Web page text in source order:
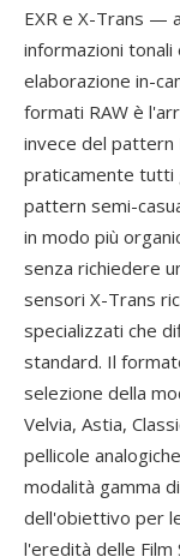
EXR e X-Trans —
informazioni
elaborazione in-
formati RAW è
invece del pattern
praticamente tutti
pattern semi-
in modo più
senza richiedere
sensori X-Trans
specializzati che
standard. Il
selezione della
Velvia, Astia,
pellicole
modalità gamma
dell'obiettivo per
l'eredità delle